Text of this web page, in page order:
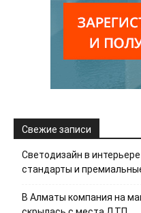
Свежие записи
Светодизайн в
стандарты и
В Алматы компания на